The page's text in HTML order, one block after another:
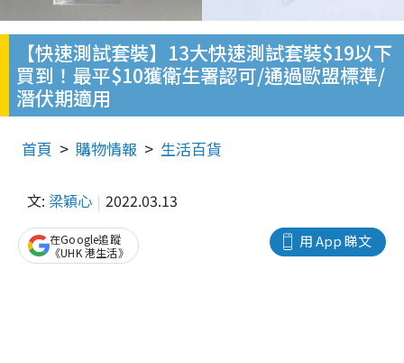
【快速測試套裝】13大快速測試套裝$19以下
買到！最平$10獲衛生署認可/通過歐盟標準/
潛伏期適用
首頁 購物情報 生活百貨
文: 梁穎心 2022.03.13
用 App 睇文
在Google追蹤
《UHK 港生活》